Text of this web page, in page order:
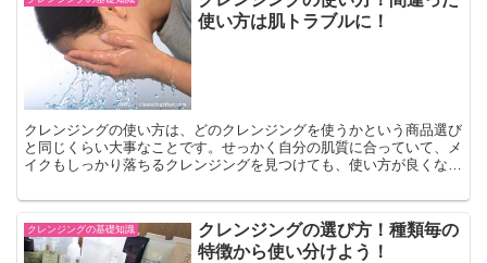
使い方は肌トラブルに！
クレンジングの使い方は、どのクレンジングを使うかという商品選び
と同じくらい大事なことです。せっかく自分の肌質に合っていて、メ
イクもしっかり落ちるクレンジングを見つけても、使い方が良くない
クレンジングの基礎知識
クレンジングの選び方！種類毎の
特徴から使い分けよう！